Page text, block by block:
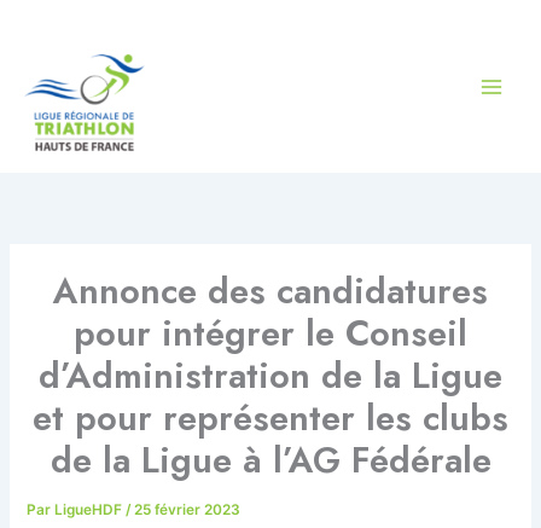
Annonce des candidatures
pour intégrer le Conseil
d’Administration de la Ligue
et pour représenter les clubs
de la Ligue à l’AG Fédérale
ParLigueHDF /25 février 2023